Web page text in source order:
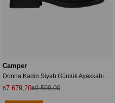
Camper
₺7.679,20₺9.599,00